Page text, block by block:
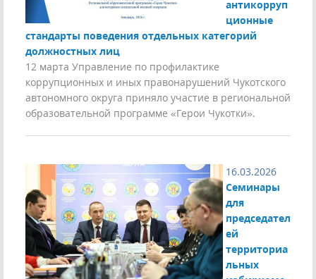
антикорруп
ционные
стандарты поведения отдельных категорий
должностных лиц
12 марта Управление по профилактике
коррупционных и иных правонарушений Чукотского
автономного округа приняло участие в региональной
образовательной программе «Герои Чукотки».
16.03.2026
Семинары
для
председател
ей
территориа
льных